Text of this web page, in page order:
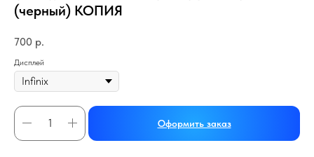
(черный) КОПИЯ
700 р.
Дисплей
Оформить заказ